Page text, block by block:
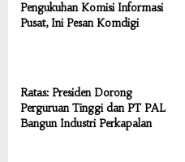
Pengukuhan Komisi Informasi
Pusat, Ini Pesan Komdigi
Ratas: Presiden Dorong
Perguruan Tinggi dan PT PAL
Bangun Industri Perkapalan